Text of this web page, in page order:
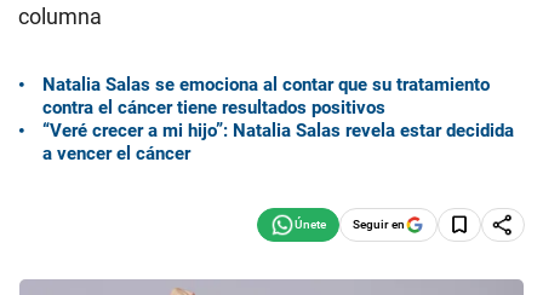
columna
Natalia Salas se emociona al contar que su tratamiento
contra el cáncer tiene resultados positivos
“Veré crecer a mi hijo”: Natalia Salas revela estar decidida
a vencer el cáncer
Seguir en